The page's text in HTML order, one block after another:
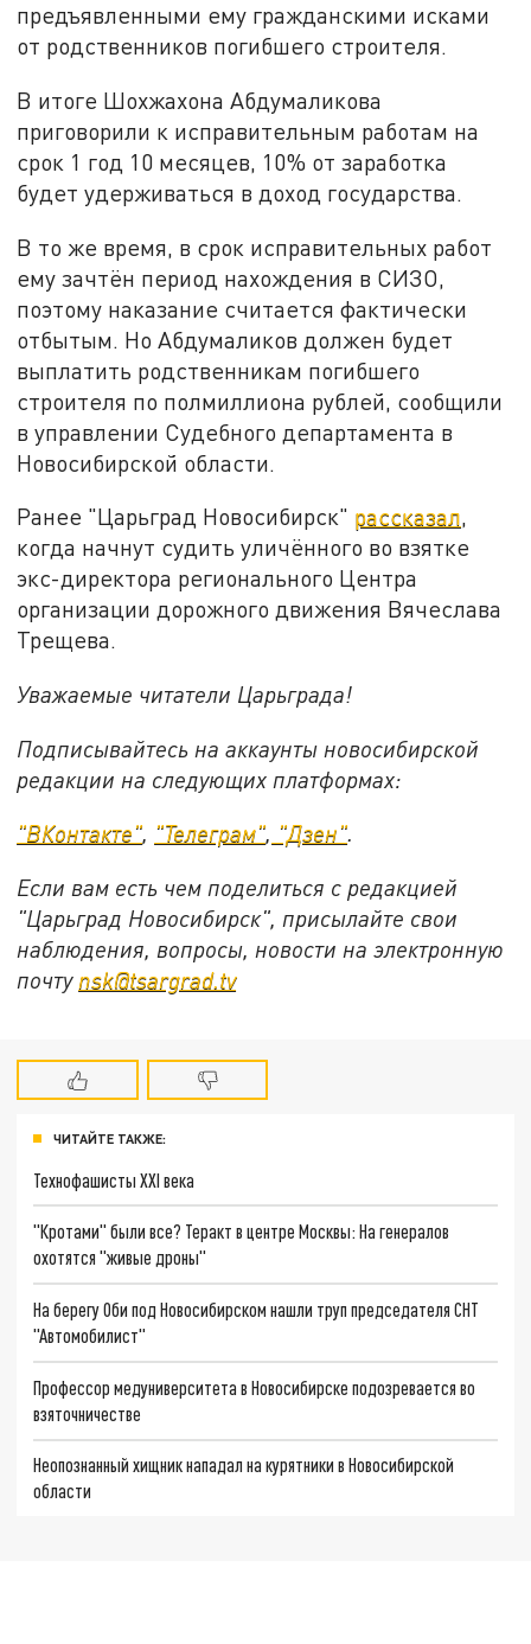
предъявленными ему гражданскими исками
от родственников погибшего строителя.
В итоге Шохжахона Абдумаликова
приговорили к исправительным работам на
срок 1 год 10 месяцев, 10% от заработка
будет удерживаться в доход государства.
В то же время, в срок исправительных работ
ему зачтён период нахождения в СИЗО,
поэтому наказание считается фактически
отбытым. Но Абдумаликов должен будет
выплатить родственникам погибшего
строителя по полмиллиона рублей, сообщили
в управлении Судебного департамента в
Новосибирской области.
Ранее "Царьград Новосибирск" рассказал,
когда начнут судить уличённого во взятке
экс-директора регионального Центра
организации дорожного движения Вячеслава
Трещева.
Уважаемые читатели Царьграда!
Подписывайтесь на аккаунты новосибирской
редакции на следующих платформах:
"ВКонтакте", "Телеграм", "Дзен".
Если вам есть чем поделиться с редакцией
"Царьград Новосибирск", присылайте свои
наблюдения, вопросы, новости на электронную
почту nsk@tsargrad.tv
ЧИТАЙТЕ ТАКЖЕ:
Технофашисты XXI века
"Кротами" были все? Теракт в центре Москвы: На генералов
охотятся "живые дроны"
На берегу Оби под Новосибирском нашли труп председателя СНТ
"Автомобилист"
Профессор медуниверситета в Новосибирске подозревается во
взяточничестве
Неопознанный хищник нападал на курятники в Новосибирской
области